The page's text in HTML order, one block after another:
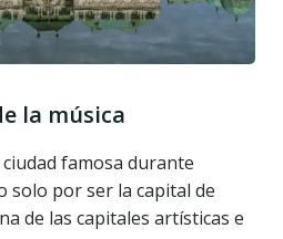
la música
famosa durante
solo por ser la capital de
de las capitales artísticas e